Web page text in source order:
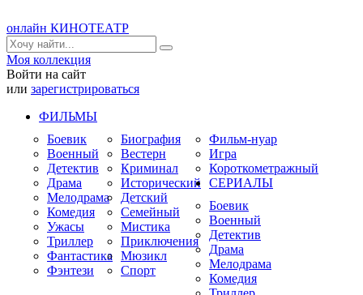
онлайн КИНОТЕАТР
Моя коллекция
Войти на сайт
или зарегистрироваться
ФИЛЬМЫ
Боевик
Военный
Детектив
Драма
Мелодрама
Комедия
Ужасы
Триллер
Фантастика
Фэнтези
Биография
Вестерн
Криминал
Исторический
Детский
Семейный
Мистика
Приключения
Мюзикл
Спорт
Фильм-нуар
Игра
Короткометражный
СЕРИАЛЫ
Боевик
Военный
Детектив
Драма
Мелодрама
Комедия